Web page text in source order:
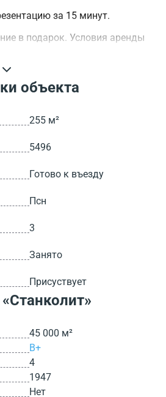
за 15 минут.
в подарок. Условия аренды
объекта
255 м²
5496
Готово к въезду
Псн
3
Занято
Присуствует
«Станколит»
45 000 м²
B+
4
1947
Нет